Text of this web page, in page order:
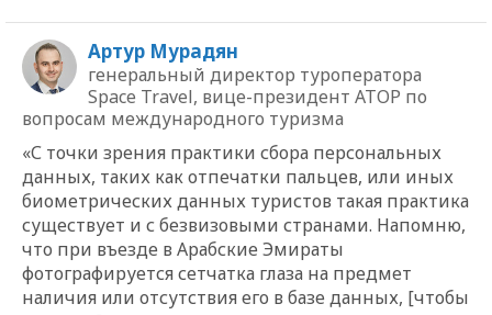
Артур Мурадян
генеральный директор туроператора
Space Travel, вице-президент АТОР по
вопросам международного туризма
«С точки зрения практики сбора персональных
данных, таких как отпечатки пальцев, или иных
биометрических данных туристов такая практика
существует и с безвизовыми странами. Напомню,
что при въезде в Арабские Эмираты
фотографируется сетчатка глаза на предмет
наличия или отсутствия его в базе данных, [чтобы